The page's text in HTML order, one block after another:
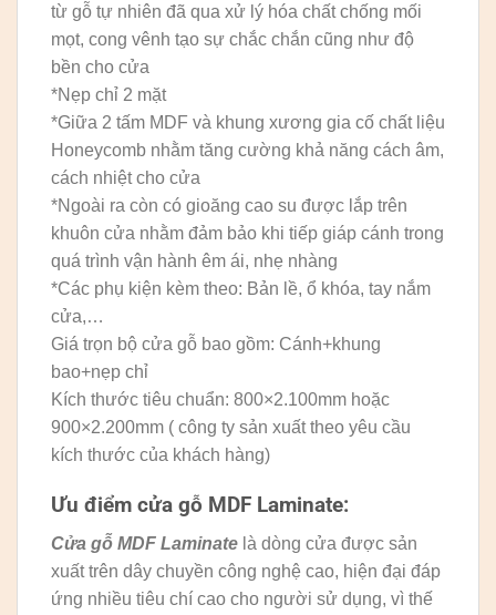
từ gỗ tự nhiên đã qua xử lý hóa chất chống mối
mọt, cong vênh tạo sự chắc chắn cũng như độ
bền cho cửa
*Nẹp chỉ 2 mặt
*Giữa 2 tấm MDF và khung xương gia cố chất liệu
Honeycomb nhằm tăng cường khả năng cách âm,
cách nhiệt cho cửa
*Ngoài ra còn có gioăng cao su được lắp trên
khuôn cửa nhằm đảm bảo khi tiếp giáp cánh trong
quá trình vận hành êm ái, nhẹ nhàng
*Các phụ kiện kèm theo: Bản lề, ổ khóa, tay nắm
cửa,…
Giá trọn bộ cửa gỗ bao gồm: Cánh+khung
bao+nẹp chỉ
Kích thước tiêu chuẩn: 800×2.100mm hoặc
900×2.200mm ( công ty sản xuất theo yêu cầu
kích thước của khách hàng)
Ưu điểm cửa gỗ MDF Laminate:
Cửa gỗ MDF Laminate là dòng cửa được sản
xuất trên dây chuyền công nghệ cao, hiện đại đáp
ứng nhiều tiêu chí cao cho người sử dụng, vì thế